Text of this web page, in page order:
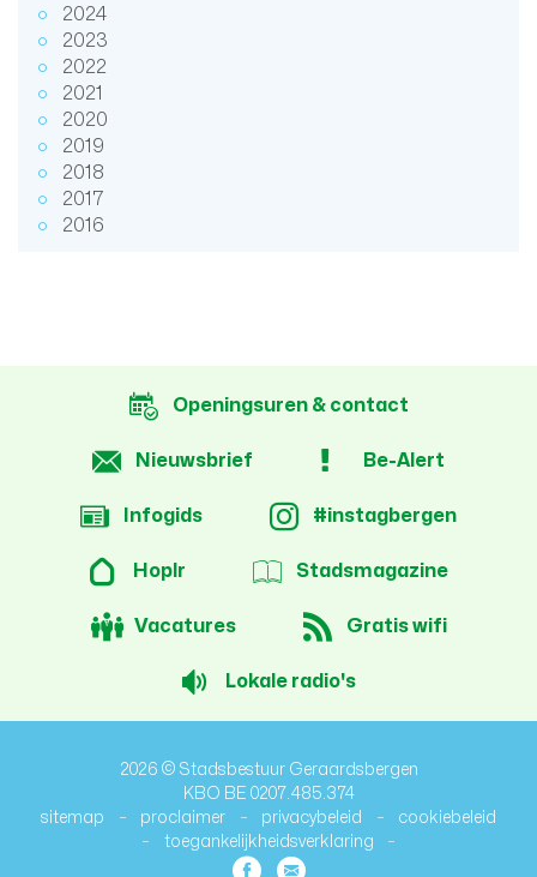
2024
2023
2022
2021
2020
2019
2018
2017
2016
Openingsuren & contact
Nieuwsbrief Be-Alert
Infogids #instagbergen
Hoplr Stadsmagazine
Vacatures Gratis wifi
Lokale radio's
2026 © Stadsbestuur Geraardsbergen
KBO BE 0207.485.374
sitemap
proclaimer privacybeleid
cookiebeleid
toegankelijkheidsverklaring
Facebook
E-